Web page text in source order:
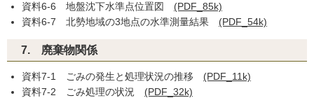
資料6-6 地盤沈下水準点位置図 (PDF_85k)
資料6-7 北勢地域の3地点の水準測量結果 (PDF_54k)
7. 廃棄物関係
資料7-1 ごみの発生と処理状況の推移 (PDF_11k)
資料7-2 ごみ処理の状況 (PDF_32k)